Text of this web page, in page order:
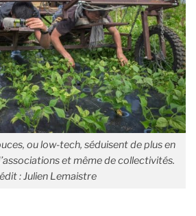
ou low-tech, séduisent de plus en
et même de collectivités.
: Julien Lemaistre